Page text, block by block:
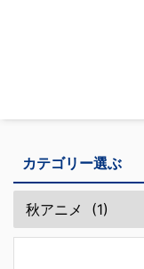
カテゴリー選ぶ